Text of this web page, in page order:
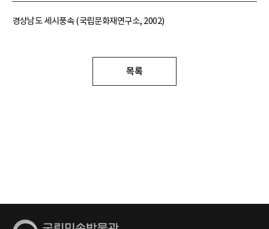
경상남도 세시풍속 (국립문화재연구소, 2002)
목록